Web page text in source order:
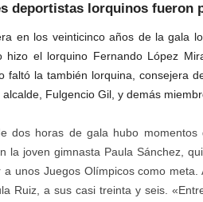
deportistas lorquinos fueron
en los veinticinco años de la gala
hizo el lorquino Fernando López
faltó la también lorquina, consejera
Fulgencio Gil, y demás
dos horas de gala hubo
la joven gimnasta Paula Sánchez,
a unos Juegos Olímpicos como
Ruiz, a sus casi treinta y seis.